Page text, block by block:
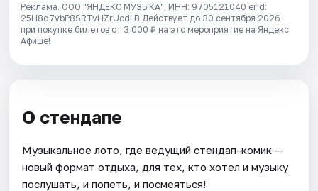
Реклама. ООО "ЯНДЕКС МУЗЫКА", ИНН: 9705121040 erid:
25H8d7vbP8SRTvHZrUcdLB Действует до 30 сентября 2026
при покупке билетов от 3 000 ₽ на это мероприятие на Яндекс
Афише!
О стендапе
Музыкальное лото, где ведущий стендап-комик —
новый формат отдыха, для тех, кто хотел и музыку
послушать, и попеть, и посмеяться!